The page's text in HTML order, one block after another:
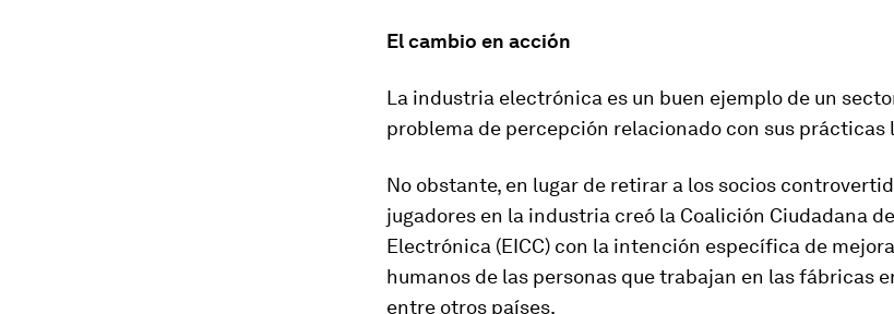
El cambio en acción
La industria electrónica es un buen ejemplo de un
problema de percepción relacionado con sus prácticas
No obstante, en lugar de retirar a los socios
jugadores en la industria creó la Coalición Ciudadana
Electrónica (EICC) con la intención específica de
humanos de las personas que trabajan en las fábricas
entre otros países.